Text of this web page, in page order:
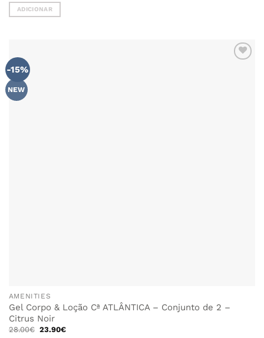
original
era:
28.00€.
ADICIONAR
-15%
NEW
AMENITIES
Gel Corpo & Loção Cª ATLÂNTICA – Conjunto de 2 –
Citrus Noir
28.00€ O
23.90€O